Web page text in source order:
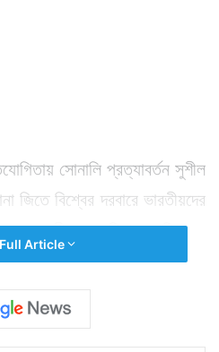
সোনালি প্রত্যাবর্তন সুশীল
বিশ্বের দরবারে ভারতীয়দের
সুশীল। দক্ষিণ আফ্রিকায়
ফাইনালে গত রবিবার
কেজি ফ্রি স্টাইল পুরুষ বিভাগে
কঠিন প্রতিপক্ষ আকাশ খুল্লার।
Article